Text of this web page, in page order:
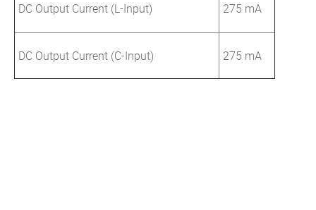
DC Output Current (L-Input) 275 mA
DC Output Current (C-Input) 275 mA